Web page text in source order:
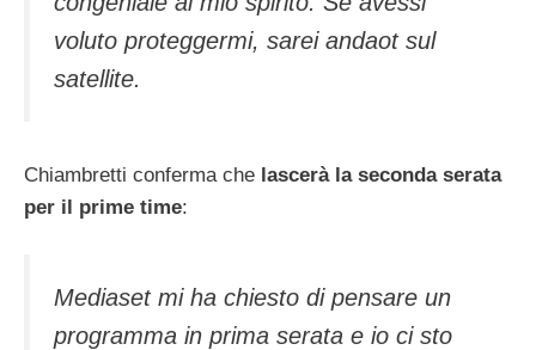
voluto proteggermi, sarei andaot sul
satellite.
Chiambretti conferma che lascerà la seconda serata
per il prime time:
Mediaset mi ha chiesto di pensare un
programma in prima serata e io ci sto